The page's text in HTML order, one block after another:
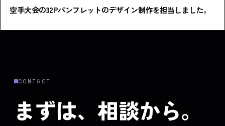
空手大会の32Pパンフレットのデザイン制作を担当しました。
CONTACT
まずは、相談から。